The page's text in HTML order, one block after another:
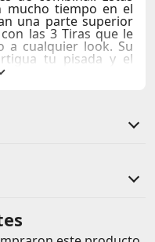
mucho tiempo en el
una parte superior
las 3 Tiras que le
a cualquier look. Su
tu pisada y el
el pie en comodidad.
brilla con luz